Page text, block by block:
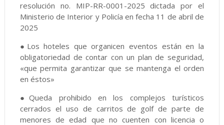
resolución no. MIP-RR-0001-2025 dictada por el
Ministerio de Interior y Policía en fecha 11 de abril de
2025
●Los hoteles que organicen eventos están en la
obligatoriedad de contar con un plan de seguridad,
«que permita garantizar que se mantenga el orden
en éstos»
●Queda prohibido en los complejos turísticos
cerrados el uso de carritos de golf de parte de
menores de edad que no cuenten con licencia o